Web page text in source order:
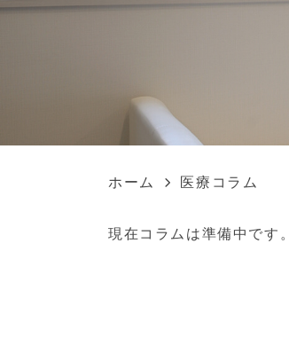
ホーム 医療コラム
現在コラムは準備中です。